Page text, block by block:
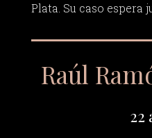
Plata. Su caso espera
Raúl
22